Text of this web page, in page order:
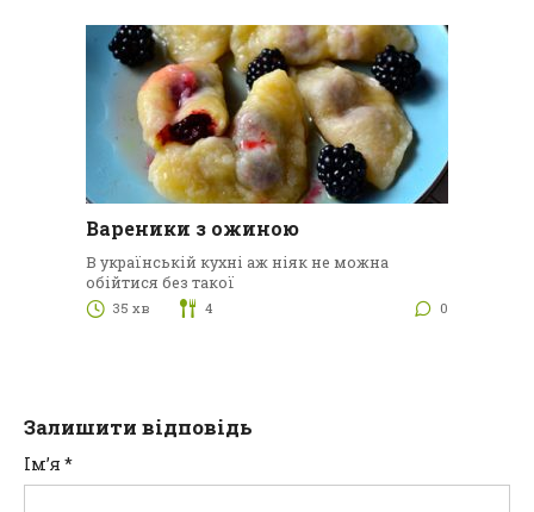
Вареники з ожиною
В українській кухні аж ніяк не можна
обійтися без такої
35 хв 4 0
Залишити відповідь
Ім’я *